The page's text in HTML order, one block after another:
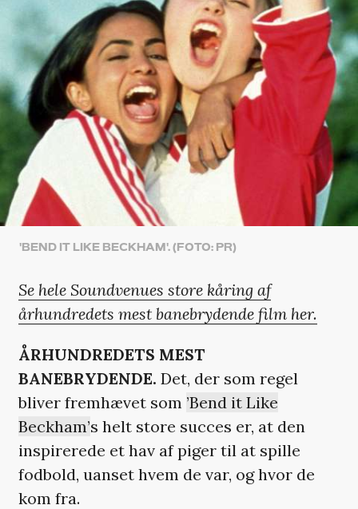
'BEND IT LIKE BECKHAM'. (FOTO: PR)
Se hele Soundvenues store kåring af
århundredets mest banebrydende film her.
ÅRHUNDREDETS MEST
BANEBRYDENDE. Det, der som regel
bliver fremhævet som ’Bend it Like
Beckham’s helt store succes er, at den
inspirerede et hav af piger til at spille
fodbold, uanset hvem de var, og hvor de
kom fra.